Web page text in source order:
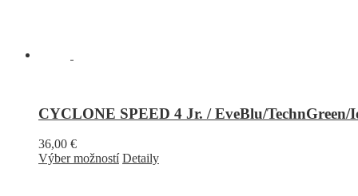
CYCLONE SPEED 4 Jr. / EveBlu/TechnGreen/
36,00 €
Výber možností Detaily